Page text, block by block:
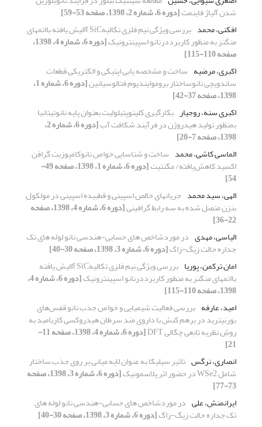
شدن آلیاژ فاینمت[دوره 6، شماره 2، 1398، صفحه 53-59]
افکنی، محمد
بررسی ویژگی نیم فلزی تکالیهSiC آالیش یافته بااتمهای
منگنز به منظور کاربرددرنانو اسپینترونیک [دوره 6، شماره 4، 1398،
صفحه 110-115]
اکبری، مرضیه ساخت و مشخصه یابی اپتیکی و الکتریکی قطعات
ساندویچی نانوساختار بروموایندیوم فتالوسیانین [دوره 6، شماره 1،
1398، صفحه 37-42]
اکبری سنه، روجیار بکارگیری کلینوپتیلولیت بعنوان پایه نانوتیتانیا
بمنظور تولید هیدروژن در فرآیند شکافت آب [دوره 6، شماره 2،
1398، صفحه 7-20]
الماسی کاشی، محمد ساخت و شناسایی خواص نانوکامپوزیت گرافن
اکسید کاهش‌یافته/ مگنتیت [دوره 6، شماره 1، 1398، صفحه 49-
54]
الهی، سید محمد جریانهای خالص اسپینی و قطبیده اسپینی در مولکول
بنزن متصل شده به سه رابط گرافینی [دوره 6، شماره 4، 1398، صفحه
22-36]
الیاسی، مهدی در موردشاخص های حسابی-هندسی نانو لوله های تک
جداره حالت زیگ-زاگ[دوره 6، شماره 3، 1398، صفحه 30-40]
امان ترکمن، پوریا
بررسی ویژگی نیم فلزی تکالیهSiC آالیش یافته
بااتمهای منگنز به منظور کاربرددرنانو اسپینترونیک [دوره 6، شماره 4،
1398، صفحه 110-115]
امید، عارفه بررسی فعالیت شیمیایی و خواص جذب نانو قفس‌های
بورنیترید در برهم کنش با داروی ضد سرطان هیدروکسی کاربامید به
روش نظریه تابعی چگالی DFT [دوره 6، شماره 4، 1398، صفحه 11-
21]
انصاری، نرگس تاثیر سیلیکا به عنوان لایه میانی بر روی جذب ساختار
شامل WSe2 در حضور اثر پلاسمونیک [دوره 6، شماره 3، 1398، صفحه
73-77]
ایرانمنش، علی در موردشاخص های حسابی-هندسی نانو لوله های
تک جداره حالت زیگ-زاگ[دوره 6، شماره 3، 1398، صفحه 30-40]